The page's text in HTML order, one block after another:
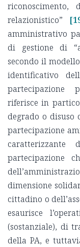
riconoscimento,
relazionistico”
amministrativo
di gestione di
secondo il
identificativo
partecipazione
riferisce in
degrado o disuso
partecipazione
caratterizzante
partecipazione
dimensione
cittadino o
esaurisce
(sostanziale), di
della PA, e